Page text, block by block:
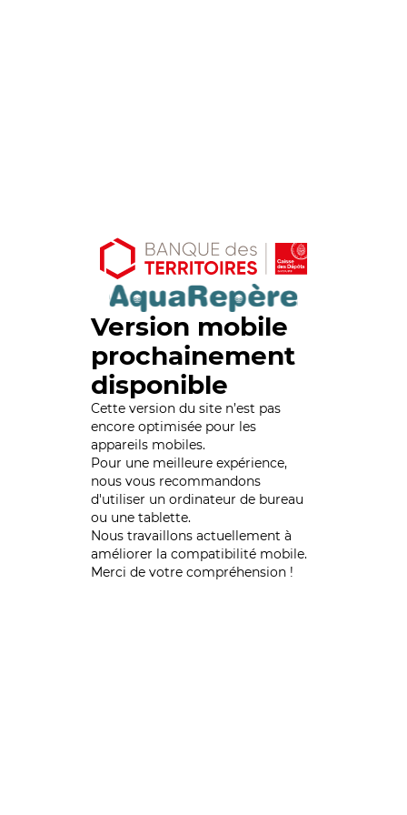
Version mobile
prochainement
disponible
Cette version du site n’est pas
encore optimisée pour les
appareils mobiles.
Pour une meilleure expérience,
nous vous recommandons
d'utiliser un ordinateur de bureau
ou une tablette.
Nous travaillons actuellement à
améliorer la compatibilité mobile.
Merci de votre compréhension !